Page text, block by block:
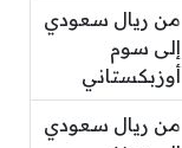
من ريال سعودي
إلى سوم
أوزبكستاني
من ريال سعودي